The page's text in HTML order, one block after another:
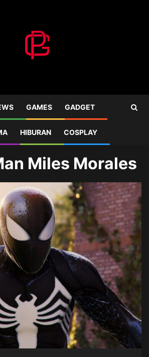
GAMES GADGET
HIBURAN COSPLAY
Miles Morales
Miles Morales